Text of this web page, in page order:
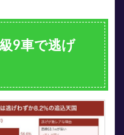
9車で逃げ